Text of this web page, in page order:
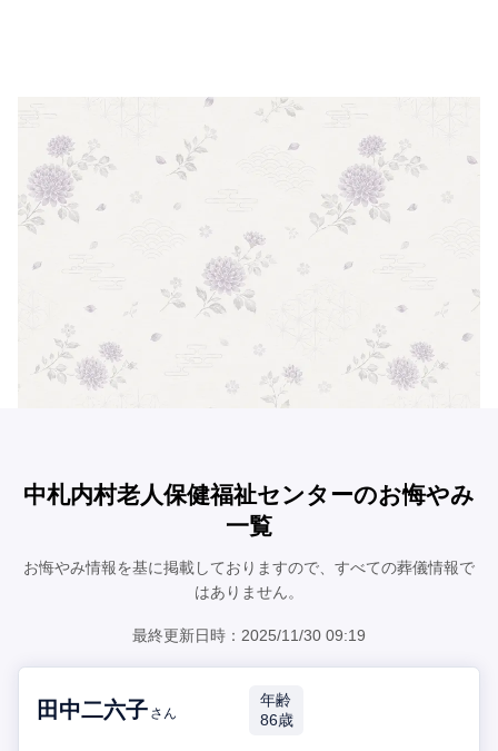
中札内村老人保健福祉センターのお悔やみ
一覧
お悔やみ情報を基に掲載しておりますので、すべての葬儀情報で
はありません。
最終更新日時：2025/11/30 09:19
田中二六子 さん
年齢
86歳